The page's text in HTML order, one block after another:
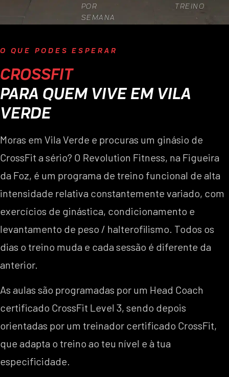
POR
SEMANA
TREINO
O QUE PODES ESPERAR
CROSSFIT
PARA QUEM VIVE EM VILA
VERDE
Moras em Vila Verde e procuras um ginásio de
CrossFit a sério? O Revolution Fitness, na Figueira
da Foz, é um programa de treino funcional de alta
intensidade relativa constantemente variado, com
exercícios de ginástica, condicionamento e
levantamento de peso / halterofilismo. Todos os
dias o treino muda e cada sessão é diferente da
anterior.
As aulas são programadas por um Head Coach
certificado CrossFit Level 3, sendo depois
orientadas por um treinador certificado CrossFit,
que adapta o treino ao teu nível e à tua
especificidade.